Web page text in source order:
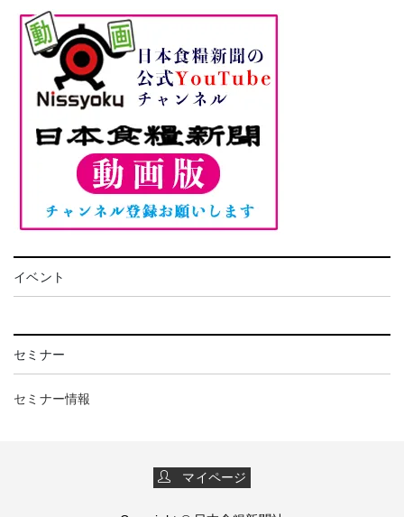
イベント
セミナー
セミナー情報
マイページ